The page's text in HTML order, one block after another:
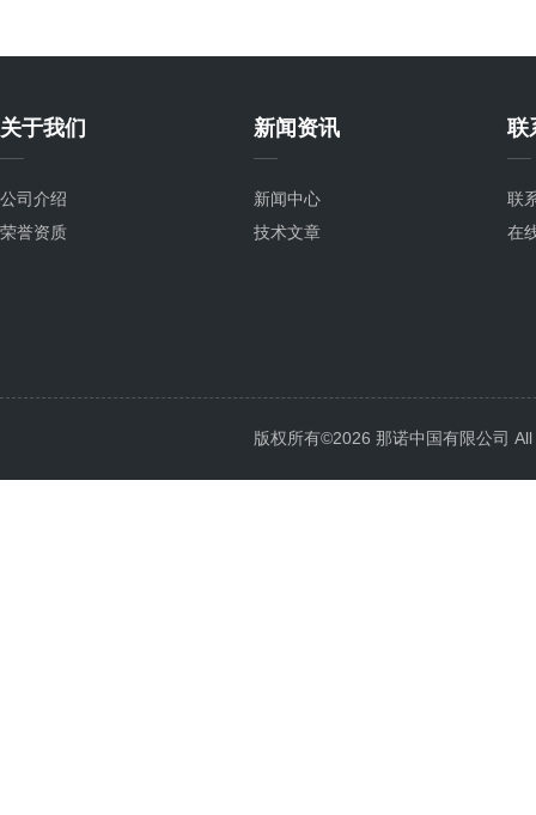
关于我们
公司介绍
荣誉资质
新闻资讯
新闻中心
技术文章
联
联
在
版权所有©2026 那诺中国有限公司